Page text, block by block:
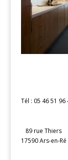
Tél : 05 46 51 96
89 rue Thiers
17590 Ars-en-Ré